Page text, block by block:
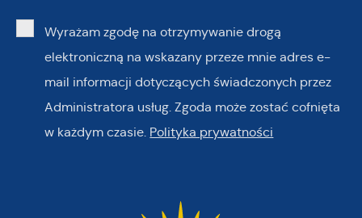
Wyrażam zgodę na otrzymywanie drogą
elektroniczną na wskazany przeze mnie adres e-
mail informacji dotyczących świadczonych przez
Administratora usług. Zgoda może zostać cofnięta
w każdym czasie. Polityka prywatności